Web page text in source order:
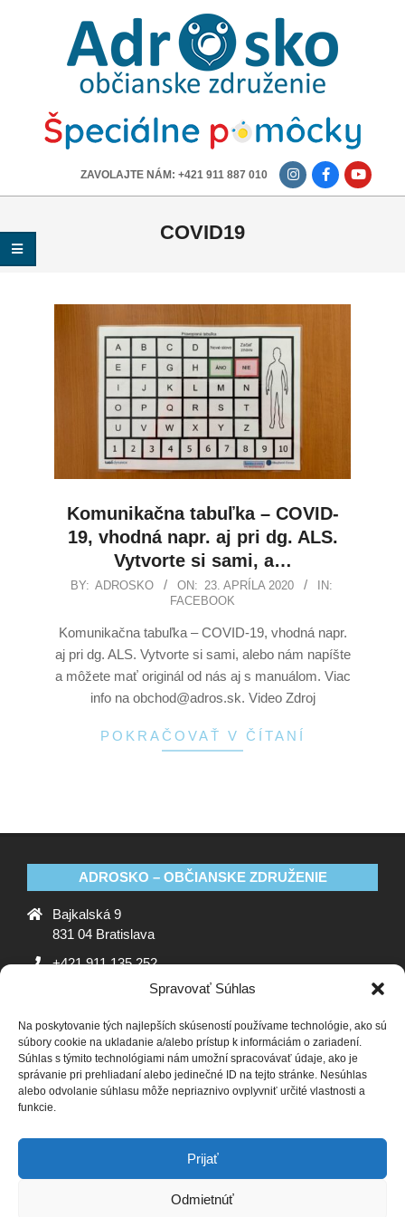
Spravovať Súhlas
Na poskytovanie tých najlepších skúseností používame technológie, ako sú
súbory cookie na ukladanie a/alebo prístup k informáciám o zariadení.
Súhlas s týmito technológiami nám umožní spracovávať údaje, ako je
správanie pri prehliadaní alebo jedinečné ID na tejto stránke. Nesúhlas
alebo odvolanie súhlasu môže nepriaznivo ovplyvniť určité vlastnosti a
funkcie.
Prijať
Odmietnúť
ADROSKO
OBČIANSKE
ZDRUŽENIE
ZAVOLAJTE NÁM: +421 911 887 010
COVID19
Komunikačna tabuľka – COVID-
19, vhodná napr. aj pri dg. ALS.
Vytvorte si sami, a…
BY: ADROSKO ON: 23. APRÍLA 2020
IN:
FACEBOOK
Komunikačna tabuľka – COVID-19, vhodná napr.
aj pri dg. ALS. Vytvorte si sami, alebo nám napíšte
a môžete mať originál od nás aj s manuálom. Viac
info na obchod@adros.sk. Video Zdroj
POKRAČOVAŤ V ČÍTANÍ
ADROSKO – OBČIANSKE ZDRUŽENIE
Bajkalská 9
831 04 Bratislava
+421 911 135 252
ADROSKO
Stanovy OZ Ochrana osobných údajov
Zásady
používania súborov cookie (EÚ)
Vyhlásenie o ochrane
osobných údajov (EU)
SLEDUJTE NÁS